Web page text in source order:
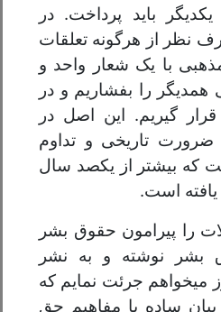
باید پرداخت. در
نظر از هرگونه تعلقات
با یک شعار واحد و
همدیگر را بفشاریم و در
گیریم. این اصل در
ضرورت تاریخی و تداوم
که بیشتر از یکصد سال
یافته است.
را پیرامون حقوق بشر
بشر نوشته و به نشر
میخواهم جرئت نمایم که
ساده با مفاهیم حق